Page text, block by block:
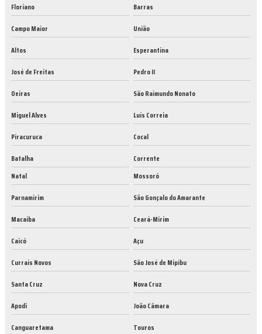
Floriano
Barras
Campo Maior
União
Altos
Esperantina
José de Freitas
Pedro II
Oeiras
São Raimundo Nonato
Miguel Alves
Luís Correia
Piracuruca
Cocal
Batalha
Corrente
Natal
Mossoró
Parnamirim
São Gonçalo do Amarante
Macaíba
Ceará-Mirim
Caicó
Açu
Currais Novos
São José de Mipibu
Santa Cruz
Nova Cruz
Apodi
João Câmara
Canguaretama
Touros